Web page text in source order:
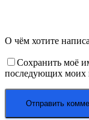
О чём хотите
Сохранить моё
последующих моих